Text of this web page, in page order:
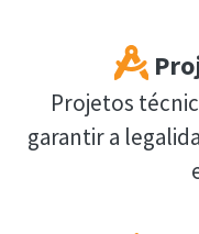
Projetos
garantir a